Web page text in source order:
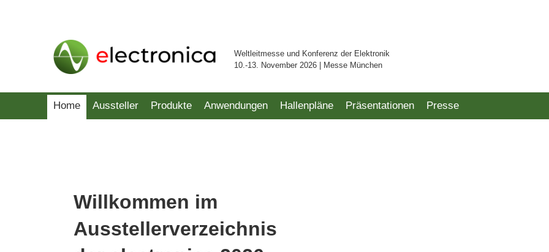
Weltleitmesse und Konferenz der Elektronik
10.-13. November 2026 | Messe München
Home Aussteller Produkte Anwendungen Hallenpläne Präsentationen Presse
Willkommen im
Ausstellerverzeichnis